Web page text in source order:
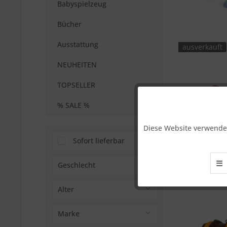
Babyspielzeug
Bücher
Ausstattung
NEUHEITEN
TOPSELLER
% SALE %
Sofort lieferbar
Geschlecht
für Mädchen
Alter
ab 2 Jahren
Marke
ausverkauft
Diese Website
☰